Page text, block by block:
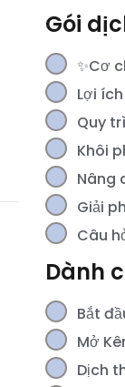
Gói
✨Cơ
Lợi
Quy
Khôi
Nâng
Giải
Câu
Dành
Bắt
Mở
Dịch